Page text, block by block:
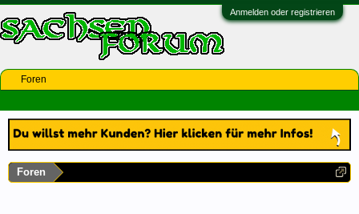
Anmelden oder registrieren
Foren
Foren